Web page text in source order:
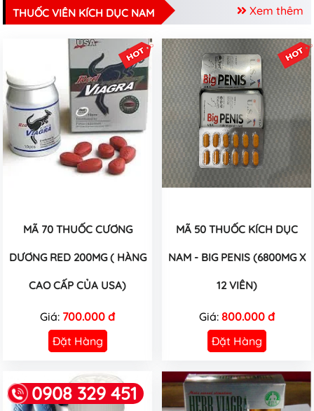
Xem thêm
THUỐC VIÊN KÍCH DỤC NAM
MÃ 70 THUỐC CƯƠNG
DƯƠNG RED 200MG ( HÀNG
CAO CẤP CỦA USA)
Giá: 700.000 đ
Đặt Hàng
MÃ 50 THUỐC KÍCH DỤC
NAM - BIG PENIS (6800MG X
12 VIÊN)
Giá: 800.000 đ
Đặt Hàng
0908 329 451